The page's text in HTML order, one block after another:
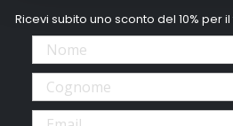
Ricevi subito uno sconto del 10% per